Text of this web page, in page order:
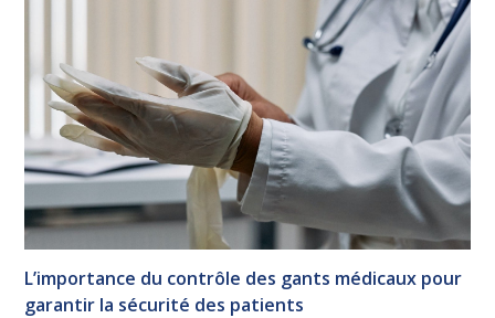
L’importance du contrôle des gants médicaux pour
garantir la sécurité des patients